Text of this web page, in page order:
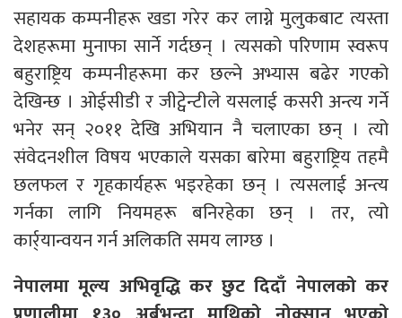
सहायक कम्पनीहरू खडा गरेर कर लाग्ने मुलुकबाट त्यस्ता
देशहरूमा मुनाफा सार्ने गर्दछन् । त्यसको परिणाम स्वरूप
बहुराष्ट्रिय कम्पनीहरूमा कर छल्ने अभ्यास बढेर गएको
देखिन्छ । ओईसीडी र जीट्वेन्टीले यसलाई कसरी अन्त्य गर्ने
भनेर सन् २०११ देखि अभियान नै चलाएका छन् । त्यो
संवेदनशील विषय भएकाले यसका बारेमा बहुराष्ट्रिय तहमै
छलफल र गृहकार्यहरू भइरहेका छन् । त्यसलाई अन्त्य
गर्नका लागि नियमहरू बनिरहेका छन् । तर, त्यो
कार्र्यान्वयन गर्न अलिकति समय लाग्छ ।
नेपालमा मूल्य अभिवृद्धि कर छुट दिदाँ नेपालको कर